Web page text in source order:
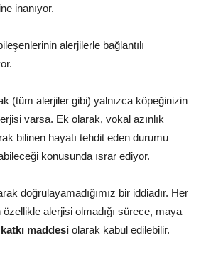
inanıyor.
alerjilerle bağlantılı
(tüm alerjiler gibi) yalnızca köpeğinizin
varsa. Ek olarak, vokal azınlık
bilinen hayatı tehdit eden durumu
konusunda ısrar ediyor.
doğrulayamadığımız bir iddiadır. Her
alerjisi olmadığı sürece, maya
maddesi olarak kabul edilebilir.